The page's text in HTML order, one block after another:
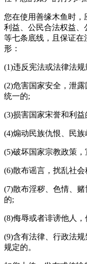
您在使用善缘木鱼时
利益、公民合法权益
等七条底线，且保证
形：
(1)违反宪法或法律法规
(2)危害国家安全，泄
统一的;
(3)损害国家宋誉和利
(4)煽动民族仇恨、民
(5)破坏国家宗教政策
(6)散布谣言，扰乱社
(7)散布淫秽、色情、
的;
(8)侮辱或者诽谤他人
(9)含有法律、行政法
规定的。